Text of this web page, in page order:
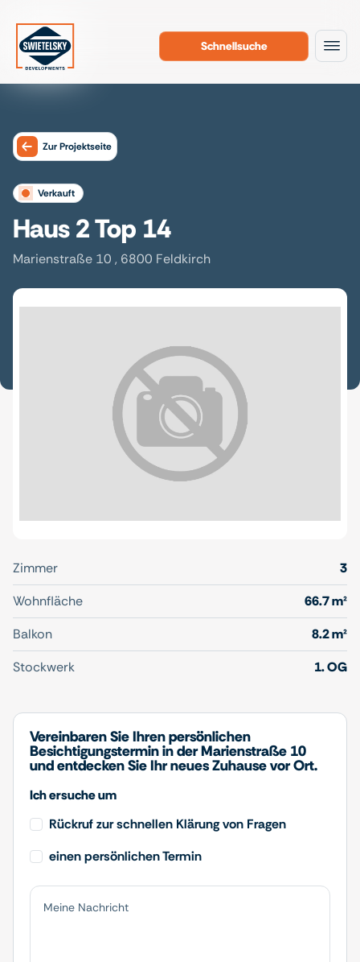
Zum Inhalt Schnellsuche
Zur Projektseite
verkauft
Haus 2 Top 14
Marienstraße 10 , 6800 Feldkirch
Zimmer
3
Wohnfläche
66.7 m²
Balkon
8.2 m²
Stockwerk
1. OG
Vereinbaren Sie Ihren persönlichen
Besichtigungstermin in der Marienstraße 10
und entdecken Sie Ihr neues Zuhause vor Ort.
Ich ersuche um
Rückruf zur schnellen Klärung von Fragen
einen persönlichen Termin